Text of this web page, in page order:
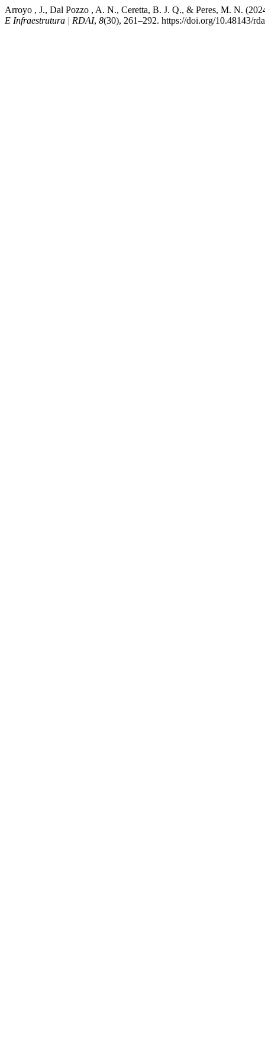
Arroyo , J., Dal Pozzo , A. N., Ceretta, B. J. Q., & Peres, M. N.
E Infraestrutura | RDAI, 8(30), 261–292. https://doi.org/10.48143/